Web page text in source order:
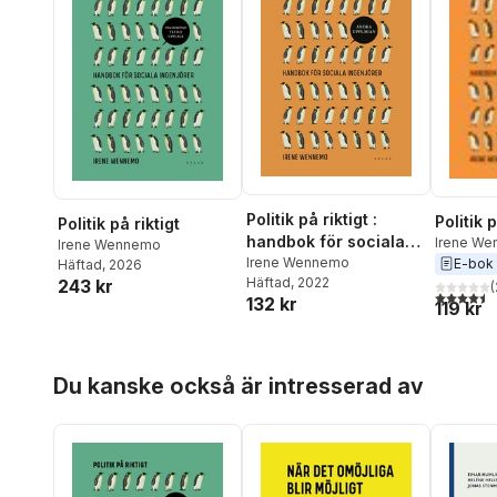
Politik på riktigt
Irene Wennemo
Häftad, 2026
243 kr
Politik på riktigt :
handbok för sociala
ingenjörer
Irene Wennemo
Häftad, 2022
132 kr
Politik
Irene
E-bok
4,5utav 5(
119 kr
Du kanske också är intresserad av